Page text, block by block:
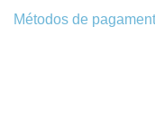
Métodos de